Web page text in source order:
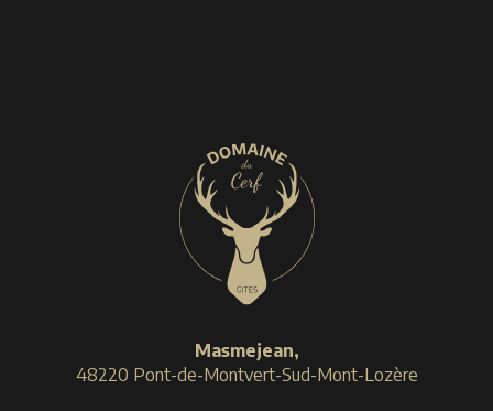
Masmejean,
48220 Pont-de-Montvert-Sud-Mont-Lozère